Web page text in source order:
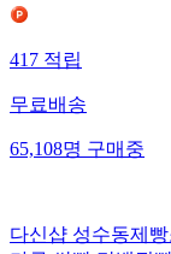
417적립
무료배송
65,108명구매중
다신샵 성수동제